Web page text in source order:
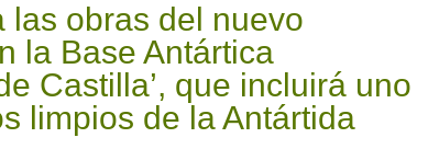
las obras del nuevo
la Base Antártica
Castilla’, que incluirá uno
limpios de la Antártida